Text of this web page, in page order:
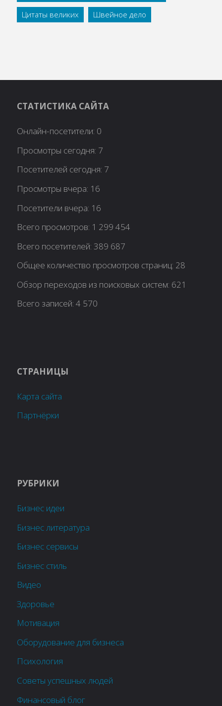
Цитаты великих
Швейное дело
СТАТИСТИКА САЙТА
Онлайн-посетители: 0
Просмотры сегодня: 7
Посетителей сегодня: 7
Просмотры вчера: 16
Посетители вчера: 16
Всего просмотров: 1 299 454
Всего посетителей:389 687
Общее количество просмотров страниц: 28
Обзор переходов из поисковых систем: 621
Всего записей:4 570
СТРАНИЦЫ
Карта сайта
Партнёрки
РУБРИКИ
Бизнес идеи
Бизнес литература
Бизнес сервисы
Бизнес стиль
Видео
Здоровье
Мотивация
Оборудование для бизнеса
Психология
Советы успешных людей
Финансовый блог